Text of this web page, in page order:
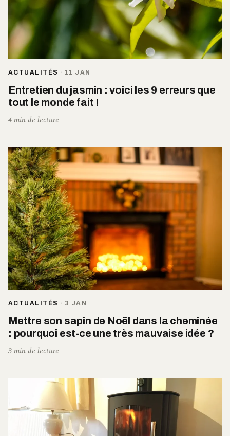
ACTUALITÉS · 11 JAN
Entretien du jasmin : voici les 9 erreurs que
tout le monde fait !
4 min de lecture
ACTUALITÉS · 3 JAN
Mettre son sapin de Noël dans la cheminée
: pourquoi est-ce une très mauvaise idée ?
3 min de lecture